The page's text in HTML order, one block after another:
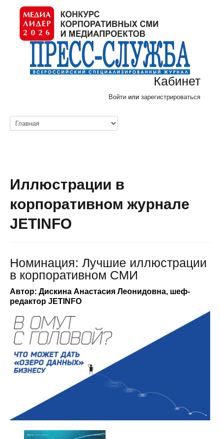
Кабинет
Войти или зарегистрироваться
Иллюстрации в
корпоративном журнале
JETINFO
Номинация: Лучшие иллюстрации
в корпоративном СМИ
Автор: Дискина Анастасия Леонидовна, шеф-
редактор JETINFO